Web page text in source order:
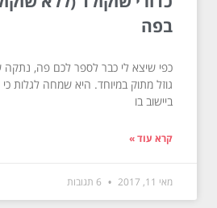
בפה
כפי שיצא לי כבר לספר לכם פה, נתקה
גוזל מתוק במיוחד. היא שמחה לגלות
ביישוב בו
קרא עוד »
מאי 11, 2017